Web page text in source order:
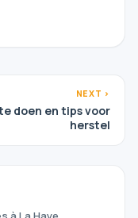
NEXT ›
doen en tips voor
herstel